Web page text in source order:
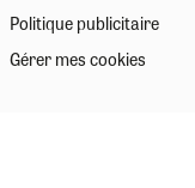
Politique publicitaire
Gérer mes cookies